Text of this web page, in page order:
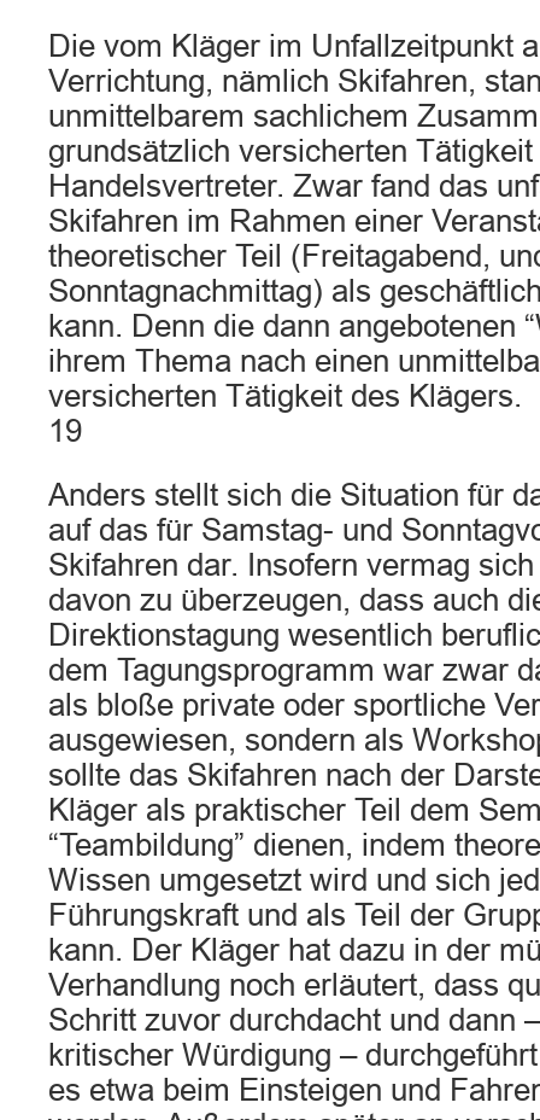
Die vom Kläger im Unfallzeitpunkt
Verrichtung, nämlich Skifahren,
unmittelbarem sachlichem
grundsätzlich versicherten
Handelsvertreter. Zwar fand das
Skifahren im Rahmen einer
theoretischer Teil (Freitagabend,
Sonntagnachmittag) als
kann. Denn die dann angebotenen
ihrem Thema nach einen
versicherten Tätigkeit des Klägers.
19
Anders stellt sich die Situation für
auf das für Samstag- und
Skifahren dar. Insofern vermag
davon zu überzeugen, dass auch
Direktionstagung wesentlich
dem Tagungsprogramm war zwar
als bloße private oder sportliche
ausgewiesen, sondern als
sollte das Skifahren nach der
Kläger als praktischer Teil dem
“Teambildung” dienen, indem
Wissen umgesetzt wird und sich
Führungskraft und als Teil der
kann. Der Kläger hat dazu in der
Verhandlung noch erläutert, dass
Schritt zuvor durchdacht und dann
kritischer Würdigung –
es etwa beim Einsteigen und